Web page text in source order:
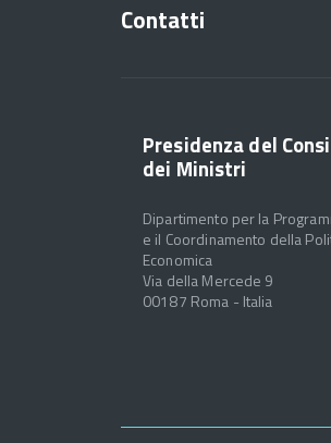
Contatti
Presidenza del
dei Ministri
Dipartimento per la
e il Coordinamento della
Economica
Via della Mercede 9
00187 Roma - Italia